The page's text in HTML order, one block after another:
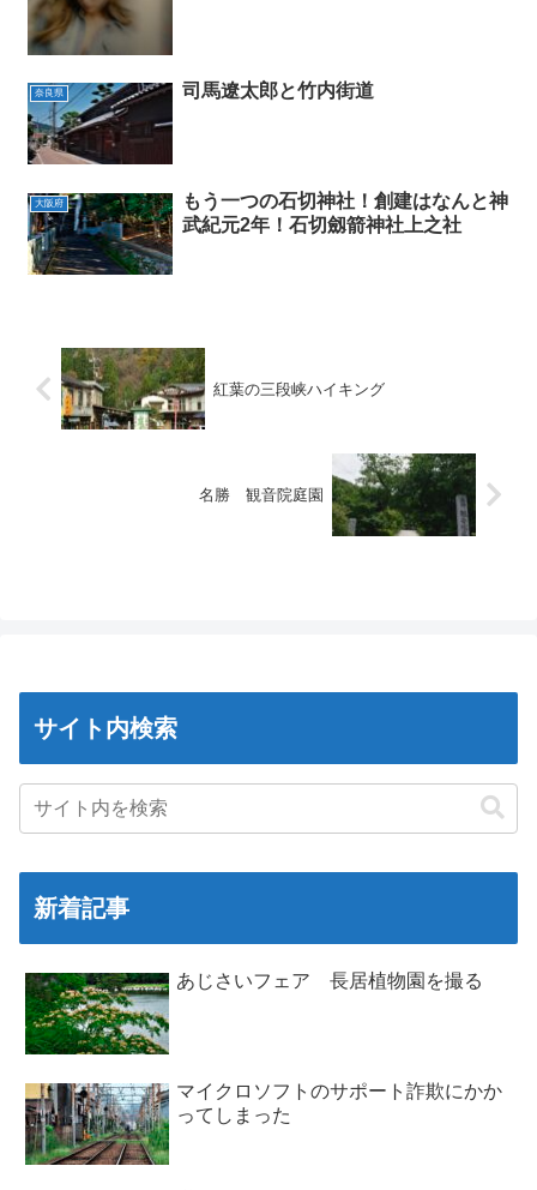
奈良県 司馬遼太郎と竹内街道
大阪府
もう一つの石切神社！創建はなんと神
武紀元2年！石切劔箭神社上之社
紅葉の三段峡ハイキング
名勝 観音院庭園
サイト内検索
新着記事
あじさいフェア 長居植物園を撮る
マイクロソフトのサポート詐欺にかか
ってしまった